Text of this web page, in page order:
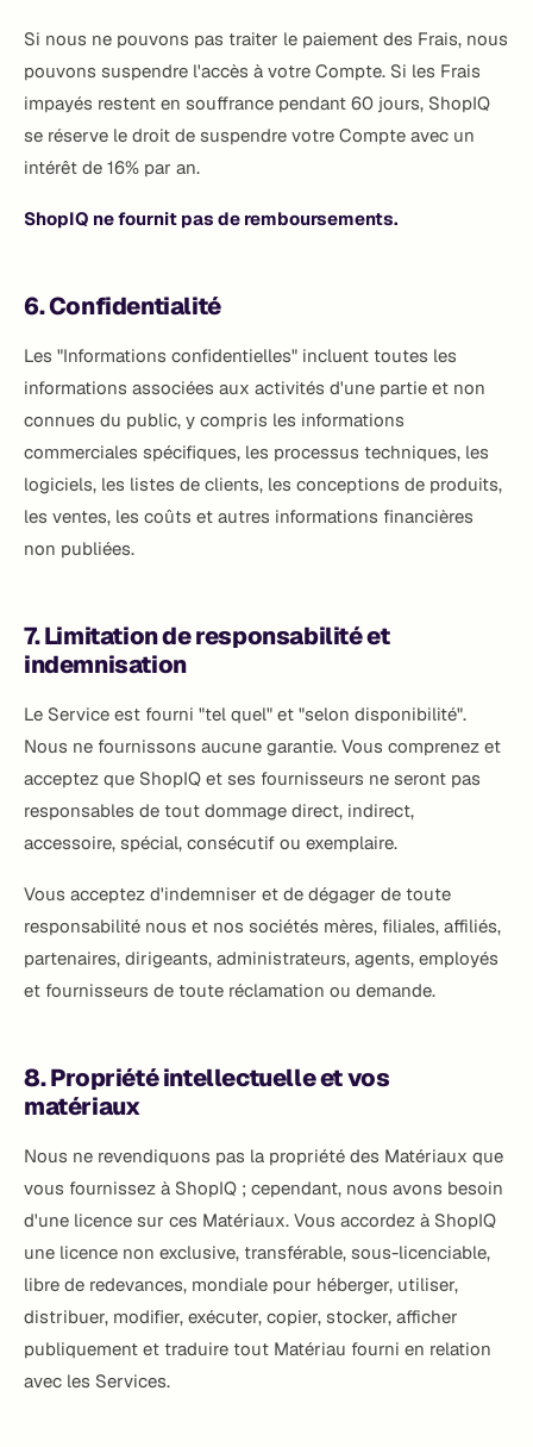
Si nous ne pouvons pas traiter le paiement des Frais, nous
pouvons suspendre l'accès à votre Compte. Si les Frais
impayés restent en souffrance pendant 60 jours, ShopIQ
se réserve le droit de suspendre votre Compte avec un
intérêt de 16% par an.
ShopIQ ne fournit pas de remboursements.
6. Confidentialité
Les "Informations confidentielles" incluent toutes les
informations associées aux activités d'une partie et non
connues du public, y compris les informations
commerciales spécifiques, les processus techniques, les
logiciels, les listes de clients, les conceptions de produits,
les ventes, les coûts et autres informations financières
non publiées.
7. Limitation de responsabilité et
indemnisation
Le Service est fourni "tel quel" et "selon disponibilité".
Nous ne fournissons aucune garantie. Vous comprenez et
acceptez que ShopIQ et ses fournisseurs ne seront pas
responsables de tout dommage direct, indirect,
accessoire, spécial, consécutif ou exemplaire.
Vous acceptez d'indemniser et de dégager de toute
responsabilité nous et nos sociétés mères, filiales, affiliés,
partenaires, dirigeants, administrateurs, agents, employés
et fournisseurs de toute réclamation ou demande.
8. Propriété intellectuelle et vos
matériaux
Nous ne revendiquons pas la propriété des Matériaux que
vous fournissez à ShopIQ ; cependant, nous avons besoin
d'une licence sur ces Matériaux. Vous accordez à ShopIQ
une licence non exclusive, transférable, sous-licenciable,
libre de redevances, mondiale pour héberger, utiliser,
distribuer, modifier, exécuter, copier, stocker, afficher
publiquement et traduire tout Matériau fourni en relation
avec les Services.